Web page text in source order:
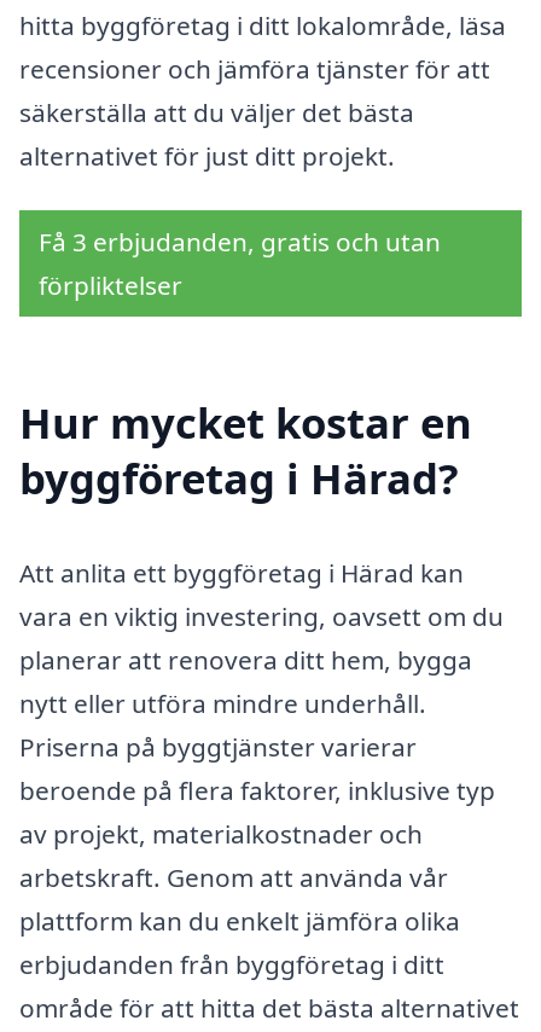
hitta byggföretag i ditt lokalområde, läsa
recensioner och jämföra tjänster för att
säkerställa att du väljer det bästa
alternativet för just ditt projekt.
Få 3 erbjudanden, gratis och utan
förpliktelser
Hur mycket kostar en
byggföretag i Härad?
Att anlita ett byggföretag i Härad kan
vara en viktig investering, oavsett om du
planerar att renovera ditt hem, bygga
nytt eller utföra mindre underhåll.
Priserna på byggtjänster varierar
beroende på flera faktorer, inklusive typ
av projekt, materialkostnader och
arbetskraft. Genom att använda vår
plattform kan du enkelt jämföra olika
erbjudanden från byggföretag i ditt
område för att hitta det bästa alternativet